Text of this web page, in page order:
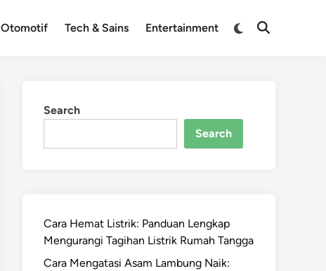
Otomotif Tech & Sains Entertainment
Switch
Open
Search
Search
Cara Hemat Listrik: Panduan Lengkap
Mengurangi Tagihan Listrik Rumah Tangga
Cara Mengatasi Asam Lambung Naik: